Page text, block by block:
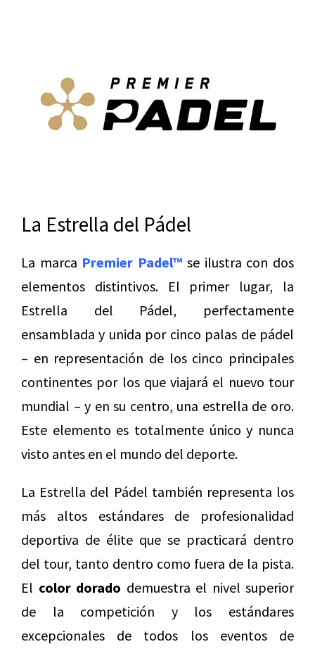
La Estrella del Pádel
La marca Premier Padel™ se ilustra con dos
elementos distintivos. El primer lugar, la
Estrella del Pádel, perfectamente
ensamblada y unida por cinco palas de pádel
– en representación de los cinco principales
continentes por los que viajará el nuevo tour
mundial – y en su centro, una estrella de oro.
Este elemento es totalmente único y nunca
visto antes en el mundo del deporte.
La Estrella del Pádel también representa los
más altos estándares de profesionalidad
deportiva de élite que se practicará dentro
del tour, tanto dentro como fuera de la pista.
El color dorado demuestra el nivel superior
de la competición y los estándares
excepcionales de todos los eventos de